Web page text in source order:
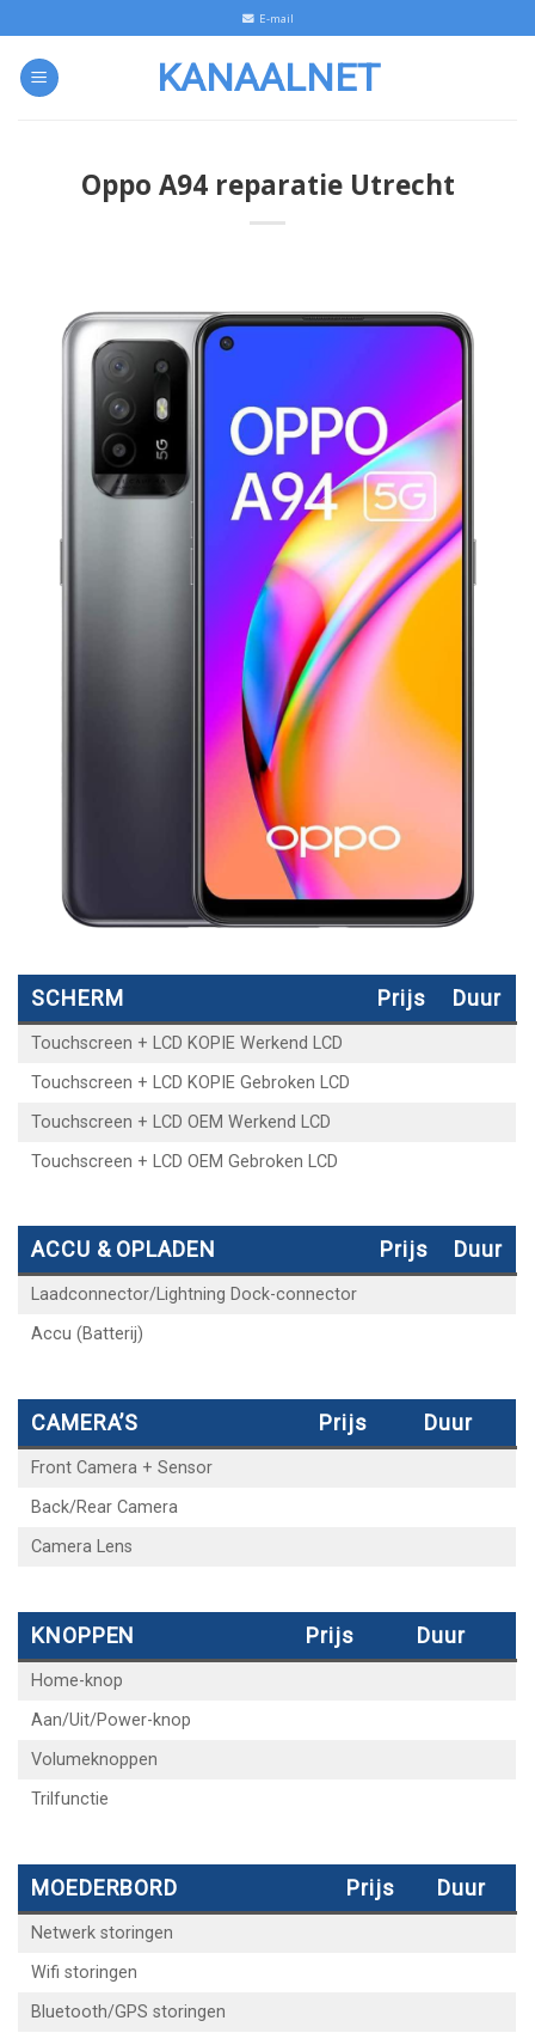
to
content
E-mail
KANAALNET
Oppo A94 reparatie Utrecht
SCHERM Prijs Duur
Touchscreen + LCD KOPIE Werkend LCD
Touchscreen + LCD KOPIE Gebroken LCD
Touchscreen + LCD OEM Werkend LCD
Touchscreen + LCD OEM Gebroken LCD
ACCU & OPLADEN Prijs Duur
Laadconnector/Lightning Dock-connector
Accu (Batterij)
CAMERA’S Prijs Duur
Front Camera + Sensor
Back/Rear Camera
Camera Lens
KNOPPEN Prijs Duur
Home-knop
Aan/Uit/Power-knop
Volumeknoppen
Trilfunctie
MOEDERBORD Prijs Duur
Netwerk storingen
Wifi storingen
Bluetooth/GPS storingen